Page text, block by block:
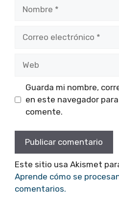
Guarda mi nombre,
en este navegador
comente.
Este sitio usa Akismet
Aprende cómo se
comentarios.